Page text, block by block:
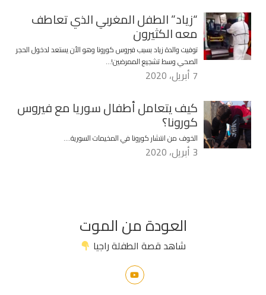
“زياد” الطفل المغربي الذي تعاطف
معه الكثيرون
توفيت والدة زياد بسبب فيروس كورونا وهو الأن يستعد لدخول الحجر
الصحي وسط تشجيع الممرضين!…
7 أبريل، 2020
كيف يتعامل أطفال سوريا مع فيروس
كورونا؟
الخوف من انتشار كورونا في المخيمات السورية….
3 أبريل، 2020
العودة من الموت
شاهد قصة الطفلة راجيا